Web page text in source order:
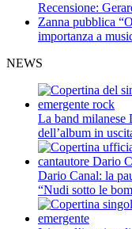
Recensione:
Zanna pubblica
importanza a
NEWS
La band milanese
dell’album in
Dario Canal: la
“Nudi sotto le